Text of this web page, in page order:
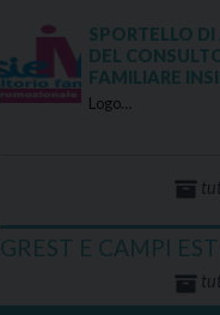
SPORTELLO
DEL
FAMILIARE
Logo…
GREST E CAMPI